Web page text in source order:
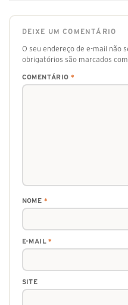
DEIXE UM COMENTÁRIO
O seu endereço de e-mail não
obrigatórios são marcados com
COMENTÁRIO *
NOME *
E-MAIL*
SITE